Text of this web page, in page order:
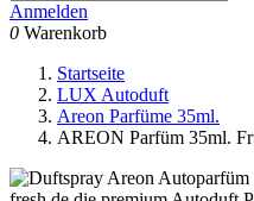
Anmelden
0 Warenkorb
Startseite
LUX Autoduft
Areon Parfüme 35ml.
AREON Parfüm 35ml.